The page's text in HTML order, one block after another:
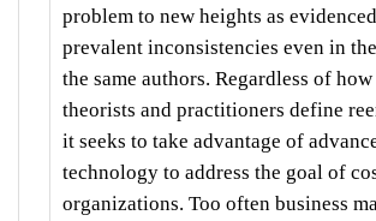
problem to new heights as
prevalent inconsistencies even in
the same authors. Regardless of
theorists and practitioners define
it seeks to take advantage of
technology to address the goal of
organizations. Too often business